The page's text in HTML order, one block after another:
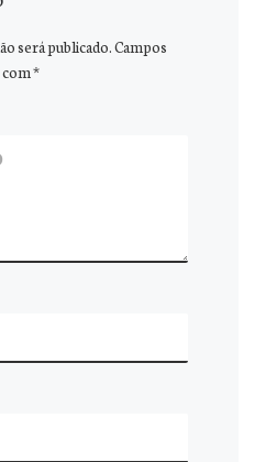
será publicado.Campos
com*